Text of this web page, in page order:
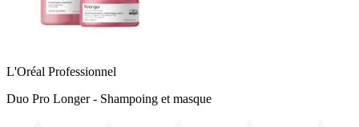
L'Oréal Professionnel
Duo Pro Longer - Shampoing et masque